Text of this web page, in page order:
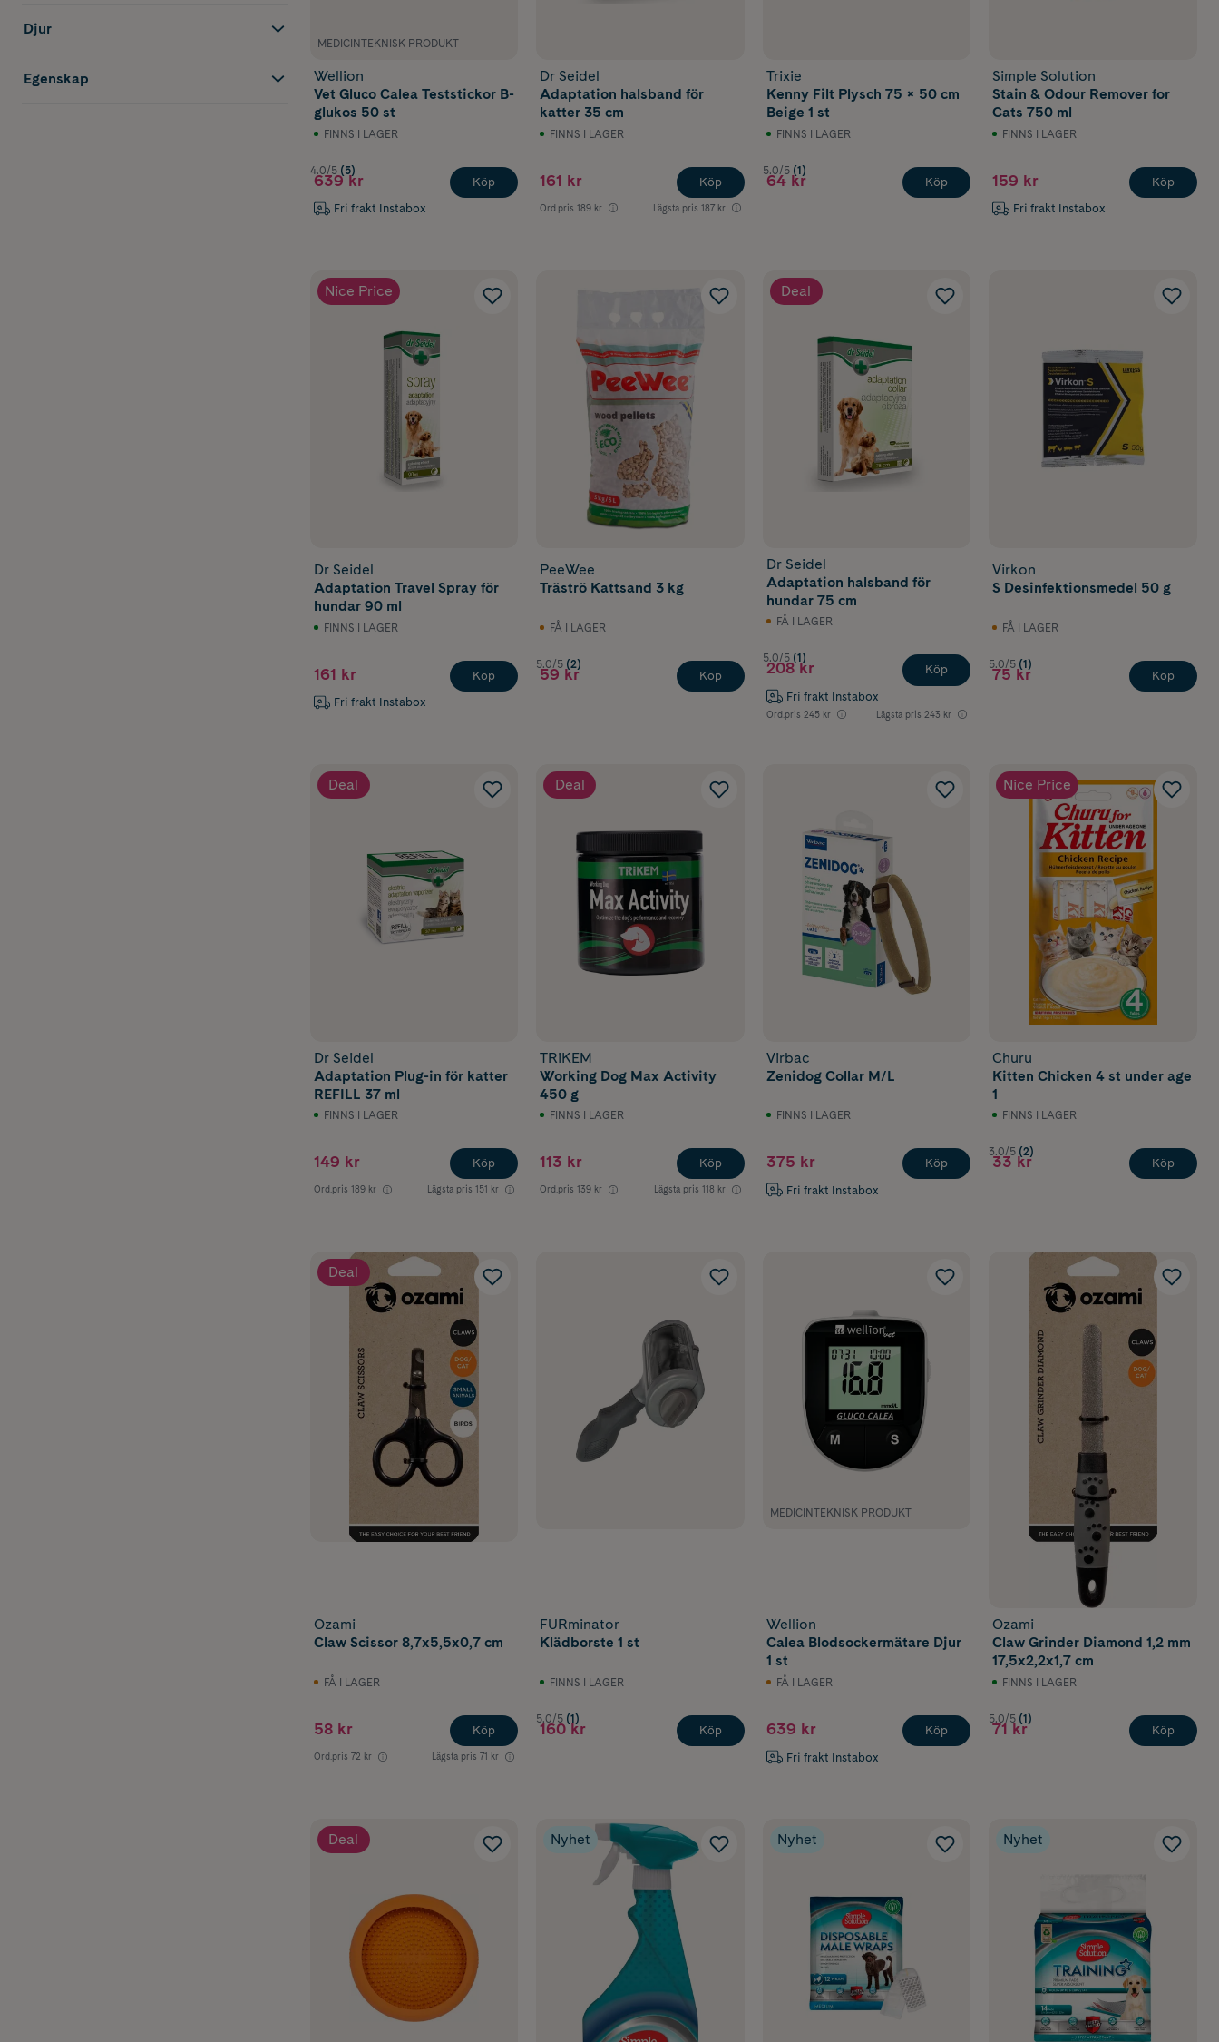
Djur
Egenskap
MEDICINTEKNISK PRODUKT
Wellion
Vet Gluco Calea Teststickor B-
glukos 50 st
FINNS I LAGER
4.0/5 (5)
639 kr
Fri frakt Instabox
Köp
Dr Seidel
Adaptation halsband för
katter 35 cm
FINNS I LAGER
161 kr
Ord.pris 189 kr Lägsta pris 187 kr
Köp
Trixie
Kenny Filt Plysch 75 × 50 cm
Beige 1 st
FINNS I LAGER
5.0/5 (1)
64 kr Köp
Simple Solution
Stain & Odour Remover for
Cats 750 ml
FINNS I LAGER
159 kr
Fri frakt Instabox
Köp
Nice Price
Dr Seidel
Adaptation Travel Spray för
hundar 90 ml
FINNS I LAGER
161 kr
Fri frakt Instabox
Köp
PeeWee
Träströ Kattsand 3 kg
FÅ I LAGER
5.0/5 (2)
59 kr Köp
Deal
Dr Seidel
Adaptation halsband för
hundar 75 cm
FÅ I LAGER
5.0/5 (1)
208 kr
Fri frakt Instabox
Ord.pris 245 kr Lägsta pris 243 kr
Köp
Virkon
S Desinfektionsmedel 50 g
FÅ I LAGER
5.0/5 (1)
75 kr Köp
Deal
Dr Seidel
Adaptation Plug-in för katter
REFILL 37 ml
FINNS I LAGER
149 kr
Ord.pris 189 kr Lägsta pris 151 kr
Köp
Deal
TRiKEM
Working Dog Max Activity
450 g
FINNS I LAGER
113 kr
Ord.pris 139 kr Lägsta pris 118 kr
Köp
Virbac
Zenidog Collar M/L
FINNS I LAGER
375 kr
Fri frakt Instabox
Köp
Nice Price
Churu
Kitten Chicken 4 st under age
1
FINNS I LAGER
3.0/5 (2)
33 kr Köp
Deal
Ozami
Claw Scissor 8,7x5,5x0,7 cm
FÅ I LAGER
58 kr
Ord.pris 72 kr Lägsta pris 71 kr
Köp
FURminator
Klädborste 1 st
FINNS I LAGER
5.0/5 (1)
160 kr Köp
MEDICINTEKNISK PRODUKT
Wellion
Calea Blodsockermätare Djur
1 st
FÅ I LAGER
639 kr
Fri frakt Instabox
Köp
Ozami
Claw Grinder Diamond 1,2 mm
17,5x2,2x1,7 cm
FINNS I LAGER
5.0/5 (1)
71 kr Köp
Deal Nyhet Nyhet Nyhet